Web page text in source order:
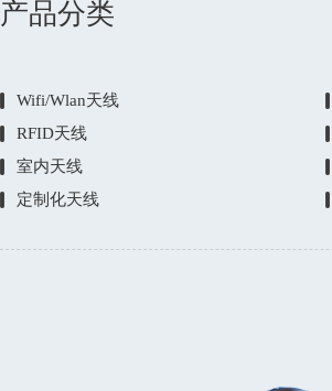
产品分类
Wifi/Wlan天线
RFID天线
室内天线
定制化天线